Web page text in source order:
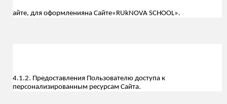
айте, для оформленияна Сайте«RUkNOVA SCHOOL».
4.1.2. Предоставления Пользователю доступа к
персонализированным ресурсам Сайта.